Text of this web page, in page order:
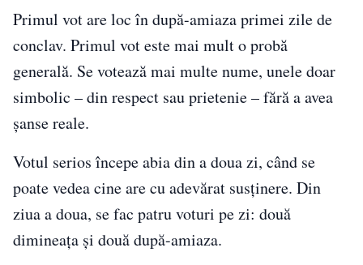
Primul vot are loc în după-amiaza primei zile de
conclav. Primul vot este mai mult o probă
generală. Se votează mai multe nume, unele doar
simbolic – din respect sau prietenie – fără a avea
șanse reale.
Votul serios începe abia din a doua zi, când se
poate vedea cine are cu adevărat susținere. Din
ziua a doua, se fac patru voturi pe zi: două
dimineața și două după-amiaza.